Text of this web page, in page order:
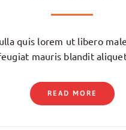
quis lorem ut libero
mauris blandit
READ MORE